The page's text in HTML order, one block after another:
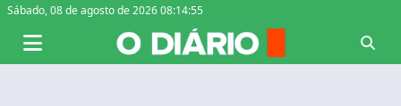
Sábado,08 de agosto de 2026 08:14:55